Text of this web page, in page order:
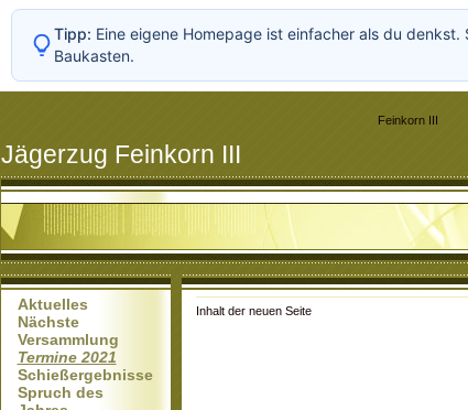
Feinkorn III
Jägerzug Feinkorn III
Aktuelles
Nächste
Versammlung
Termine 2021
Schießergebnisse
Spruch des
Inhalt der neuen Seite
Tipp: Eine eigene Homepage ist einfacher als du
Baukasten.